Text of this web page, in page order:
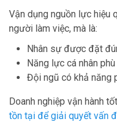
Vận dụng nguồn lực hiệu
người làm việc, mà là:
Nhân sự được đặt
Năng lực cá nhân
Đội ngũ có khả năng
Doanh nghiệp vận hành
tồn tại để giải quyết vấn